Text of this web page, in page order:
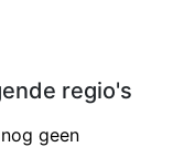
regio's
geen